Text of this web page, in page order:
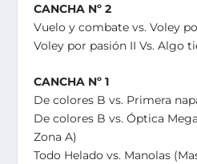
CANCHA Nº 2
Vuelo y combate vs. Voley
Voley por pasión II Vs. Algo
CANCHA Nº 1
De colores B vs. Primera
De colores B vs. Óptica
Zona A)
Todo Helado vs. Manolas